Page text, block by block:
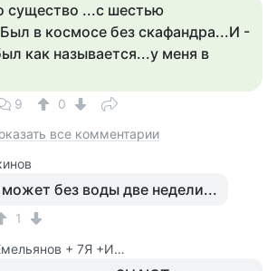
существо ...с шестью
в космосе без скафандра...И -
как называется...у меня в
9
0
все комментарии
без воды две недели...
1
Александр Емельянов + 7Я +Инструктор Туризма